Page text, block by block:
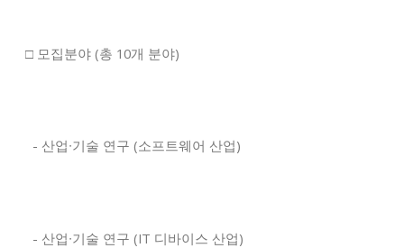
□ 모집분야 (총 10개 분야)
- 산업∙기술 연구 (소프트웨어 산업)
- 산업∙기술 연구 (IT 디바이스 산업)